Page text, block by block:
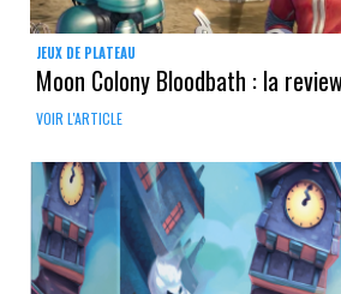
JEUX DE PLATEAU
Moon Colony Bloodbath : la
VOIR L'ARTICLE